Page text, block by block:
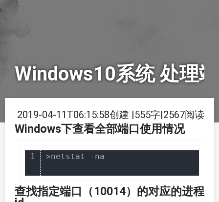
Windows10系统 处理
2019-04-11T06:15:58创建 |555字|2567阅读
Windows下查看全部端口使用情况
1
查找指定端口（10014）的对应的进程